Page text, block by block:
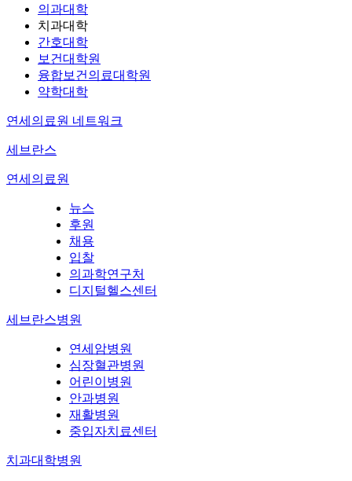
의과대학
치과대학
간호대학
보건대학원
융합보건의료대학원
약학대학
연세의료원 네트워크
세브란스
연세의료원
뉴스
후원
채용
입찰
의과학연구처
디지털헬스센터
세브란스병원
연세암병원
심장혈관병원
어린이병원
안과병원
재활병원
중입자치료센터
치과대학병원